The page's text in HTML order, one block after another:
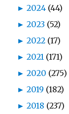
► 2024 (44)
► 2023 (52)
► 2022 (17)
► 2021 (171)
► 2020 (275)
► 2019 (182)
► 2018 (237)